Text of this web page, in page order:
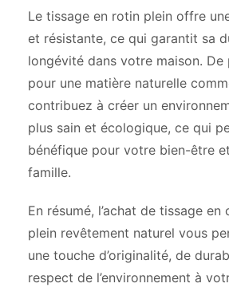
Le tissage en rotin plein offre
et résistante, ce qui garantit sa
longévité dans votre maison. De
pour une matière naturelle
contribuez à créer un
plus sain et écologique, ce qui
bénéfique pour votre bien-être
famille.
En résumé, l’achat de tissage en
plein revêtement naturel vous
une touche d’originalité, de
respect de l’environnement à